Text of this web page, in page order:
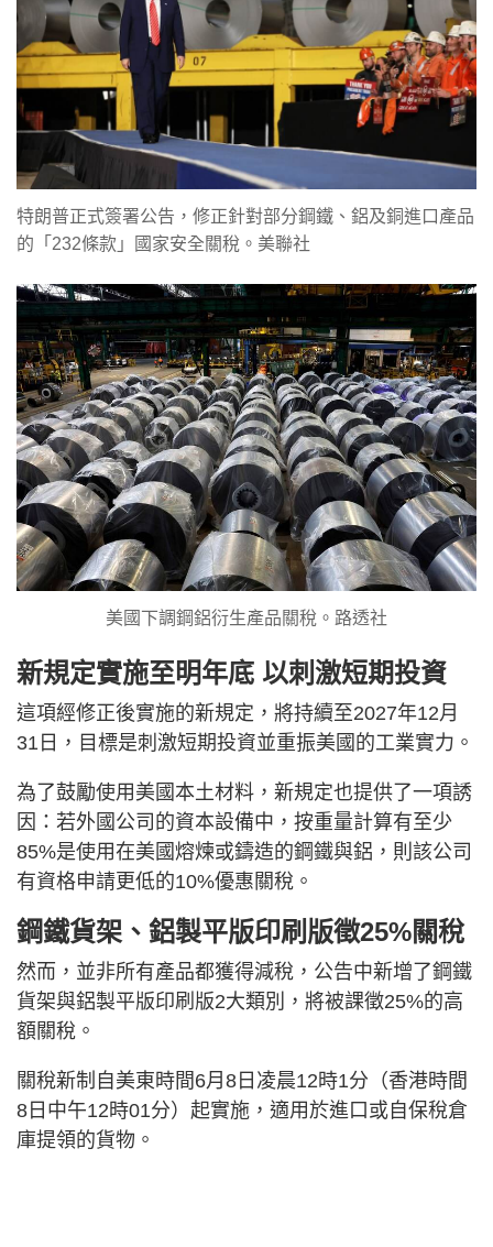
特朗普正式簽署公告，修正針對部分鋼鐵、鋁及銅進口產品
的「232條款」國家安全關稅。美聯社
美國下調鋼鋁衍生產品關稅。路透社
新規定實施至明年底 以刺激短期投資
這項經修正後實施的新規定，將持續至2027年12月
31日，目標是刺激短期投資並重振美國的工業實力。
為了鼓勵使用美國本土材料，新規定也提供了一項誘
因：若外國公司的資本設備中，按重量計算有至少
85%是使用在美國熔煉或鑄造的鋼鐵與鋁，則該公司
有資格申請更低的10%優惠關稅。
鋼鐵貨架、鋁製平版印刷版徵25%關稅
然而，並非所有產品都獲得減稅，公告中新增了鋼鐵
貨架與鋁製平版印刷版2大類別，將被課徵25%的高
額關稅。
關稅新制自美東時間6月8日凌晨12時1分（香港時間
8日中午12時01分）起實施，適用於進口或自保稅倉
庫提領的貨物。